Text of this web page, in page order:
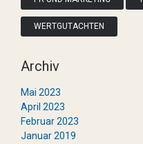
WERTGUTACHTEN
Archiv
Mai 2023
April 2023
Februar 2023
Januar 2019